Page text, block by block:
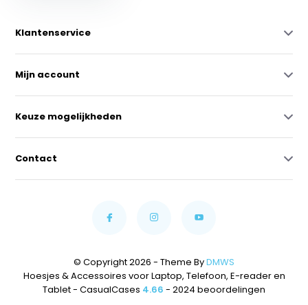
Klantenservice
Mijn account
Keuze mogelijkheden
Contact
© Copyright 2026 - Theme ByDMWS
Hoesjes & Accessoires voor Laptop, Telefoon, E-reader en
Tablet - CasualCases 4.66 - 2024 beoordelingen